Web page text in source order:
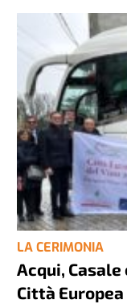
LA CERIMONIA
Acqui,
Città